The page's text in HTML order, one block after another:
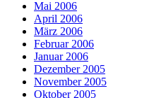
Mai 2006
April 2006
März 2006
Februar 2006
Januar 2006
Dezember 2005
November 2005
Oktober 2005